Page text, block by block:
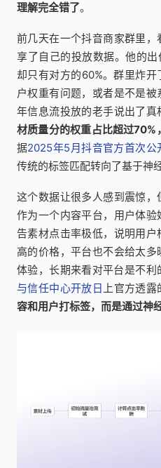
理解完全错了。
前几天在一个抖音商家群里
享了自己的投放数据。他的
却只有对方的60%。群里炸
户权重有问题，或者是不是
年信息流投放的老手说出了真
材质量分的权重占比超过
据2025年5月抖音官方首次公
传统的标签匹配转向了基于神
这个数据让很多人感到震惊
作为一个内容平台，用户体
告素材点击率极低，说明用
高的价格，平台也不会给太
体验，长期来看对平台是不利
与信任中心开放日 上官方透
容和用户打标签，而是通过神